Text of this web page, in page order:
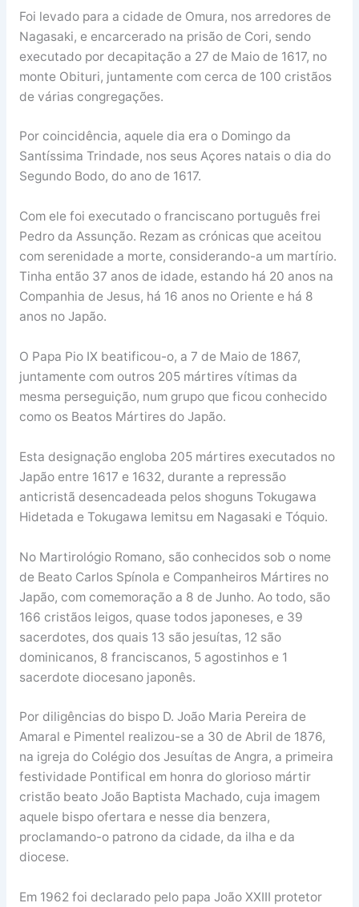
Foi levado para a cidade de Omura, nos arredores de
Nagasaki, e encarcerado na prisão de Cori, sendo
executado por decapitação a 27 de Maio de 1617, no
monte Obituri, juntamente com cerca de 100 cristãos
de várias congregações.
Por coincidência, aquele dia era o Domingo da
Santíssima Trindade, nos seus Açores natais o dia do
Segundo Bodo, do ano de 1617.
Com ele foi executado o franciscano português frei
Pedro da Assunção. Rezam as crónicas que aceitou
com serenidade a morte, considerando-a um martírio.
Tinha então 37 anos de idade, estando há 20 anos na
Companhia de Jesus, há 16 anos no Oriente e há 8
anos no Japão.
O Papa Pio IX beatificou-o, a 7 de Maio de 1867,
juntamente com outros 205 mártires vítimas da
mesma perseguição, num grupo que ficou conhecido
como os Beatos Mártires do Japão.
Esta designação engloba 205 mártires executados no
Japão entre 1617 e 1632, durante a repressão
anticristã desencadeada pelos shoguns Tokugawa
Hidetada e Tokugawa Iemitsu em Nagasaki e Tóquio.
No Martirológio Romano, são conhecidos sob o nome
de Beato Carlos Spínola e Companheiros Mártires no
Japão, com comemoração a 8 de Junho. Ao todo, são
166 cristãos leigos, quase todos japoneses, e 39
sacerdotes, dos quais 13 são jesuítas, 12 são
dominicanos, 8 franciscanos, 5 agostinhos e 1
sacerdote diocesano japonês.
Por diligências do bispo D. João Maria Pereira de
Amaral e Pimentel realizou-se a 30 de Abril de 1876,
na igreja do Colégio dos Jesuítas de Angra, a primeira
festividade Pontifical em honra do glorioso mártir
cristão beato João Baptista Machado, cuja imagem
aquele bispo ofertara e nesse dia benzera,
proclamando-o patrono da cidade, da ilha e da
diocese.
Em 1962 foi declarado pelo papa João XXIII protetor